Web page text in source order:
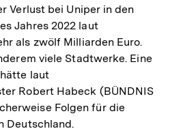
Verlust bei Uniper in den
Jahres 2022 laut
als zwölf Milliarden Euro.
viele Stadtwerke. Eine
laut
Robert Habeck (BÜNDNIS
Folgen für die
Deutschland.